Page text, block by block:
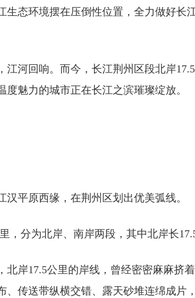
生态环境摆在压倒性位置，全力做好
河回响。而今，长江荆州区段北岸
魅力的城市正在长江之滨璀璨绽放。
平原西缘，在荆州区划出优美弧线。
，分为北岸、南岸两段，其中北岸长
北岸17.5公里的岸线，曾经密密麻麻
、传送带纵横交错、露天砂堆连绵成